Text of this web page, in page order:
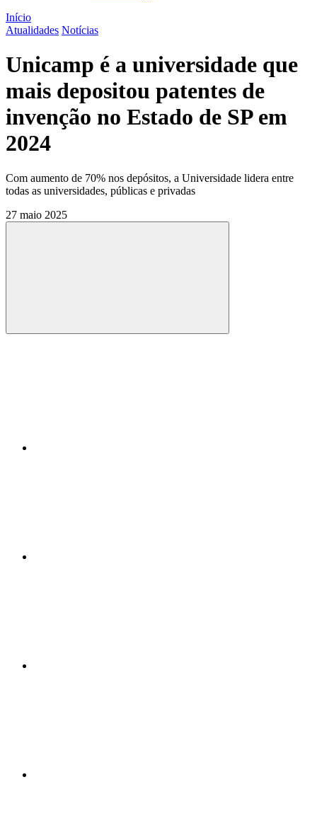
Início
Atualidades Notícias
Unicamp é a universidade que
mais depositou patentes de
invenção no Estado de SP em
2024
Com aumento de 70% nos depósitos, a Universidade lidera entre
todas as universidades, públicas e privadas
27 maio 2025
Compartilhar